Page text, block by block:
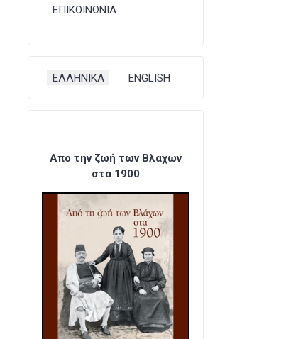
ΕΠΙΚΟΙΝΩΝΙΑ
Επιλέξτε τη γλώσσα σας
ΕΛΛΗΝΙΚΑ ENGLISH
Απο την ζωή των Βλαχων
στα 1900